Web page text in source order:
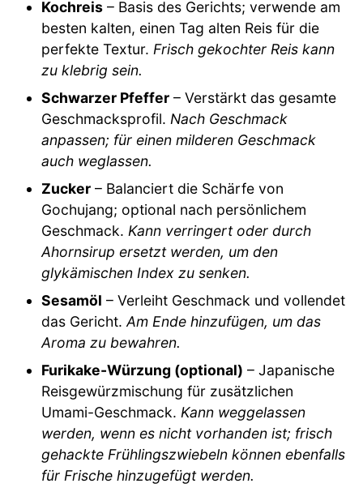
Kochreis – Basis des Gerichts; verwende am
besten kalten, einen Tag alten Reis für die
perfekte Textur. Frisch gekochter Reis kann
zu klebrig sein.
Schwarzer Pfeffer – Verstärkt das gesamte
Geschmacksprofil. Nach Geschmack
anpassen; für einen milderen Geschmack
auch weglassen.
Zucker – Balanciert die Schärfe von
Gochujang; optional nach persönlichem
Geschmack. Kann verringert oder durch
Ahornsirup ersetzt werden, um den
glykämischen Index zu senken.
Sesamöl – Verleiht Geschmack und vollendet
das Gericht.Am Ende hinzufügen, um das
Aroma zu bewahren.
Furikake-Würzung (optional) – Japanische
Reisgewürzmischung für zusätzlichen
Umami-Geschmack. Kann weggelassen
werden, wenn es nicht vorhanden ist; frisch
gehackte Frühlingszwiebeln können ebenfalls
für Frische hinzugefügt werden.